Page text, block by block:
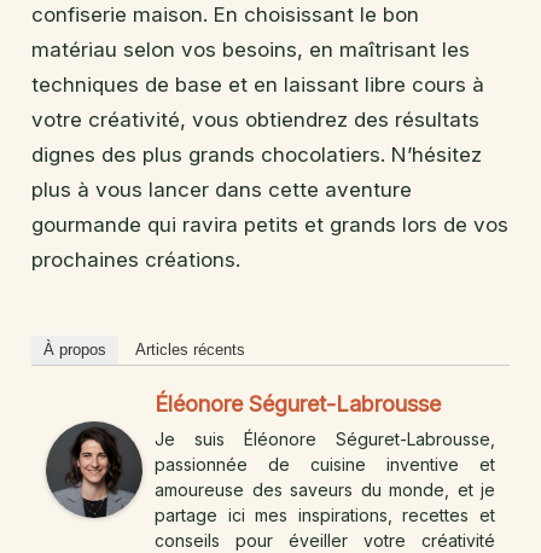
confiserie maison. En choisissant le bon
matériau selon vos besoins, en maîtrisant les
techniques de base et en laissant libre cours à
votre créativité, vous obtiendrez des résultats
dignes des plus grands chocolatiers. N’hésitez
plus à vous lancer dans cette aventure
gourmande qui ravira petits et grands lors de vos
prochaines créations.
À propos Articles récents
Éléonore Séguret-Labrousse
Je suis Éléonore Séguret-Labrousse,
passionnée de cuisine inventive et
amoureuse des saveurs du monde, et je
partage ici mes inspirations, recettes et
conseils pour éveiller votre créativité